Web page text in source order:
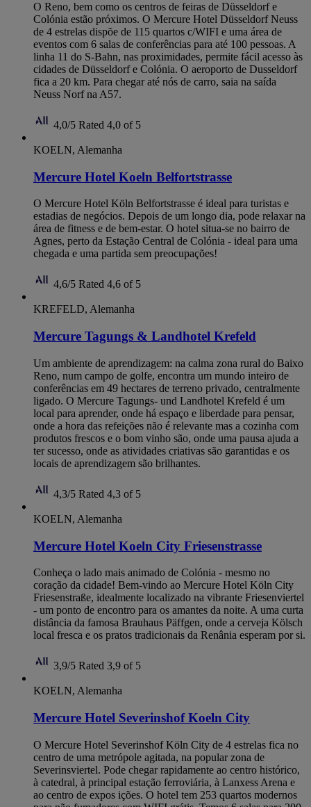
O Reno, bem como os centros de feiras de Düsseldorf e
Colónia estão próximos. O Mercure Hotel Düsseldorf Neuss
de 4 estrelas dispõe de 115 quartos c/WIFI e uma área de
eventos com 6 salas de conferências para até 100 pessoas. A
linha 11 do S-Bahn, nas proximidades, permite fácil acesso às
cidades de Düsseldorf e Colónia. O aeroporto de Dusseldorf
fica a 20 km. Para chegar até nós de carro, saia na saída
Neuss Norf na A57.
4,0/5 Rated 4,0 of 5
KOELN, Alemanha
Mercure Hotel Koeln Belfortstrasse
O Mercure Hotel Köln Belfortstrasse é ideal para turistas e
estadias de negócios. Depois de um longo dia, pode relaxar na
área de fitness e de bem-estar. O hotel situa-se no bairro de
Agnes, perto da Estação Central de Colónia - ideal para uma
chegada e uma partida sem preocupações!
4,6/5 Rated 4,6 of 5
KREFELD, Alemanha
Mercure Tagungs & Landhotel Krefeld
Um ambiente de aprendizagem: na calma zona rural do Baixo
Reno, num campo de golfe, encontra um mundo inteiro de
conferências em 49 hectares de terreno privado, centralmente
ligado. O Mercure Tagungs- und Landhotel Krefeld é um
local para aprender, onde há espaço e liberdade para pensar,
onde a hora das refeições não é relevante mas a cozinha com
produtos frescos e o bom vinho são, onde uma pausa ajuda a
ter sucesso, onde as atividades criativas são garantidas e os
locais de aprendizagem são brilhantes.
4,3/5 Rated 4,3 of 5
KOELN, Alemanha
Mercure Hotel Koeln City Friesenstrasse
Conheça o lado mais animado de Colónia - mesmo no
coração da cidade! Bem-vindo ao Mercure Hotel Köln City
Friesenstraße, idealmente localizado na vibrante Friesenviertel
- um ponto de encontro para os amantes da noite. A uma curta
distância da famosa Brauhaus Päffgen, onde a cerveja Kölsch
local fresca e os pratos tradicionais da Renânia esperam por si.
3,9/5 Rated 3,9 of 5
KOELN, Alemanha
Mercure Hotel Severinshof Koeln City
O Mercure Hotel Severinshof Köln City de 4 estrelas fica no
centro de uma metrópole agitada, na popular zona de
Severinsviertel. Pode chegar rapidamente ao centro histórico,
à catedral, à principal estação ferroviária, à Lanxess Arena e
ao centro de expos ições. O hotel tem 253 quartos modernos